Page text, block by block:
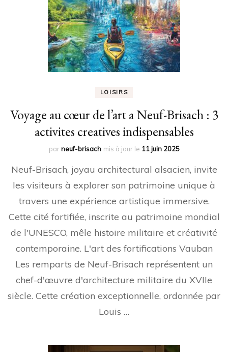
LOISIRS
Voyage au cœur de l’art a Neuf-Brisach : 3
activites creatives indispensables
parneuf-brisach mis à jour le 11 juin 2025
Neuf-Brisach, joyau architectural alsacien, invite
les visiteurs à explorer son patrimoine unique à
travers une expérience artistique immersive.
Cette cité fortifiée, inscrite au patrimoine mondial
de l'UNESCO, mêle histoire militaire et créativité
contemporaine. L'art des fortifications Vauban
Les remparts de Neuf-Brisach représentent un
chef-d'œuvre d'architecture militaire du XVIIe
siècle. Cette création exceptionnelle, ordonnée par
Louis …